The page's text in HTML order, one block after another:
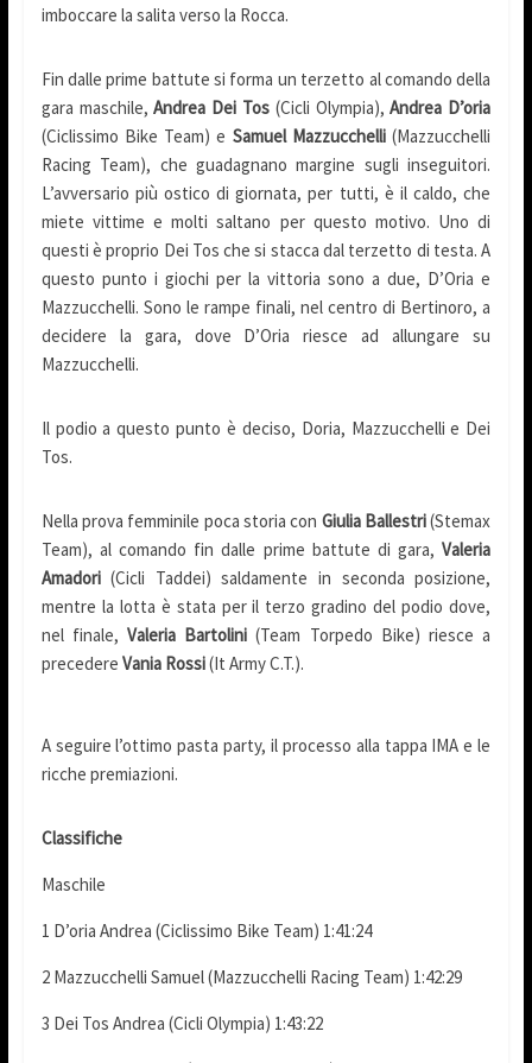
imboccare la salita verso la Rocca.
Fin dalle prime battute si forma un terzetto al comando della
gara maschile,Andrea Dei Tos (Cicli Olympia),Andrea D’oria
(Ciclissimo Bike Team) e SamuelMazzucchelli(Mazzucchelli
Racing Team), che guadagnano margine sugli inseguitori.
L’avversario più ostico di giornata, per tutti, è il caldo, che
miete vittime e molti saltano per questo motivo. Uno di
questi è proprio Dei Tos che si stacca dal terzetto di testa. A
questo punto i giochi per la vittoria sono a due, D’Oria e
Mazzucchelli. Sono le rampe finali, nel centro di Bertinoro, a
decidere la gara, dove D’Oria riesce ad allungare su
Mazzucchelli.
Il podio a questo punto è deciso, Doria, Mazzucchelli e Dei
Tos.
Nella prova femminile poca storia con Giulia Ballestri(Stemax
Team), al comando fin dalle prime battute di gara,Valeria
Amadori(Cicli Taddei) saldamente in seconda posizione,
mentre la lotta è stata per il terzo gradino del podio dove,
nel finale,Valeria Bartolini (Team Torpedo Bike) riesce a
precedere Vania Rossi(It Army C.T.).
A seguire l’ottimo pasta party, il processo alla tappa IMA e le
ricche premiazioni.
Classifiche
Maschile
1 D’oria Andrea (Ciclissimo Bike Team) 1:41:24
2 Mazzucchelli Samuel (Mazzucchelli Racing Team) 1:42:29
3 Dei Tos Andrea (Cicli Olympia) 1:43:22